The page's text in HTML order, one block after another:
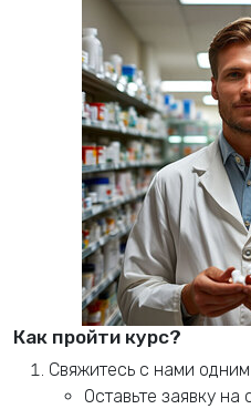
Как пройти курс?
Свяжитесь с нами
Оставьте заявку на